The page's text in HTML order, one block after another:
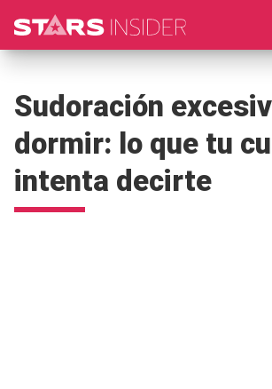
Sudoración
dormir: lo que tu
intenta decirte